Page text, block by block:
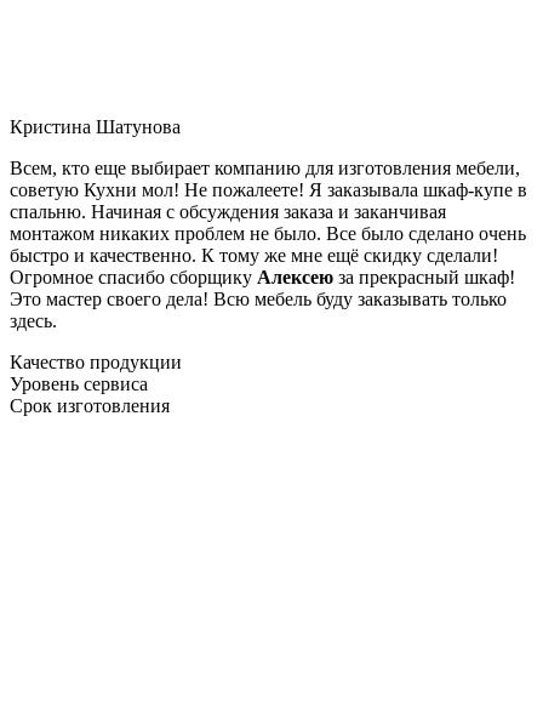
Кристина Шатунова
Всем, кто еще выбирает компанию для изготовления мебели,
советую Кухни мол! Не пожалеете! Я заказывала шкаф-купе в
спальню. Начиная с обсуждения заказа и заканчивая
монтажом никаких проблем не было. Все было сделано очень
быстро и качественно. К тому же мне ещё скидку сделали!
Огромное спасибо сборщику Алексею за прекрасный шкаф!
Это мастер своего дела! Всю мебель буду заказывать только
здесь.
Качество продукции
Уровень сервиса
Срок изготовления